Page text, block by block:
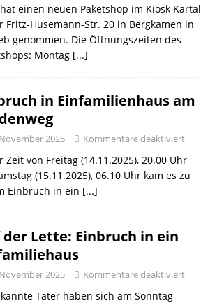
einen neuen Paketshop im Kiosk Kartal
Fritz-Husemann-Str. 20 in Bergkamen in
genommen. Die Öffnungszeiten des
Montag [...]
in Einfamilienhaus am
2025 Kommentare deaktiviert
Zeit von Freitag (14.11.2025), 20.00 Uhr
(15.11.2025), 06.10 Uhr kam es zu
Einbruch in ein [...]
Lette: Einbruch in ein
2025 Kommentare deaktiviert
Täter haben sich am Sonntag